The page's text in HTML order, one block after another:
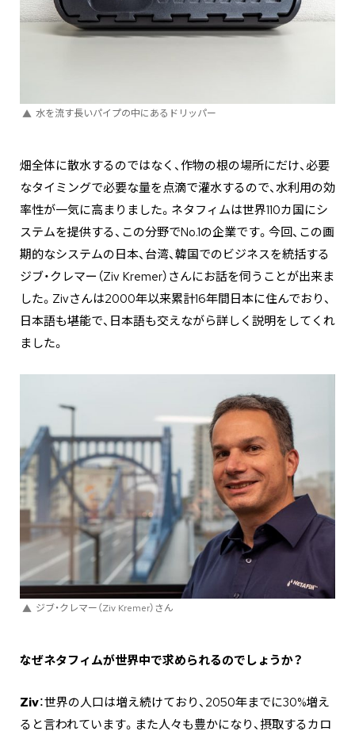
水を流す長いパイプの中にあるドリッパー
畑全体に散水するのではなく、作物の根の場所にだけ、必要
なタイミングで必要な量を点滴で灌水するので、水利用の効
率性が一気に高まりました。ネタフィムは世界110カ国にシ
ステムを提供する、この分野でNo.1の企業です。今回、この画
期的なシステムの日本、台湾、韓国でのビジネスを統括する
ジブ・クレマー（Ziv Kremer）さんにお話を伺うことが出来ま
した。Zivさんは2000年以来累計16年間日本に住んでおり、
日本語も堪能で、日本語も交えながら詳しく説明をしてくれ
ました。
ジブ・クレマー（Ziv Kremer）さん
なぜネタフィムが世界中で求められるのでしょうか？
Ziv：世界の人口は増え続けており、2050年までに30%増え
ると言われています。また人々も豊かになり、摂取するカロ